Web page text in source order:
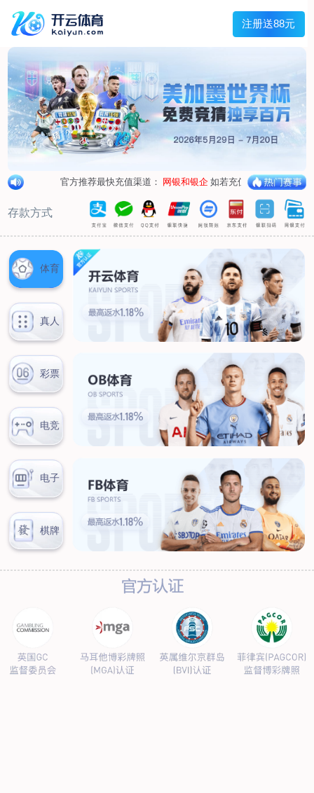
Menu
网站首页
关于我们
产品中心
荣誉资质
厂区设备
人才招聘
新闻中心
销售网点